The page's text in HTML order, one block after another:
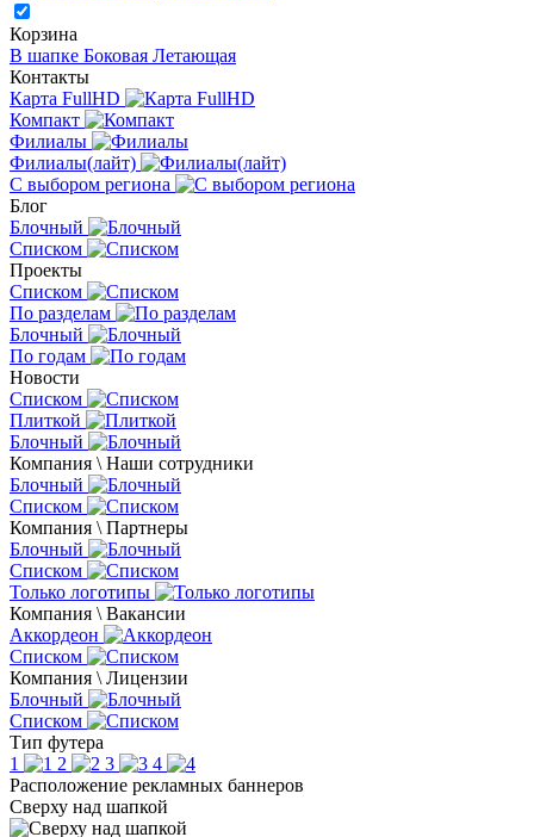
Корзина
В шапке Боковая Летающая
Контакты
Карта FullHD
Компакт
Филиалы
Филиалы(лайт)
С выбором региона
Блог
Блочный
Списком
Проекты
Списком
По разделам
Блочный
По годам
Новости
Списком
Плиткой
Блочный
Компания \ Наши сотрудники
Блочный
Списком
Компания \ Партнеры
Блочный
Списком
Только логотипы
Компания \ Вакансии
Аккордеон
Списком
Компания \ Лицензии
Блочный
Списком
Тип футера
1
2 3
4
Расположение рекламных баннеров
Сверху над шапкой